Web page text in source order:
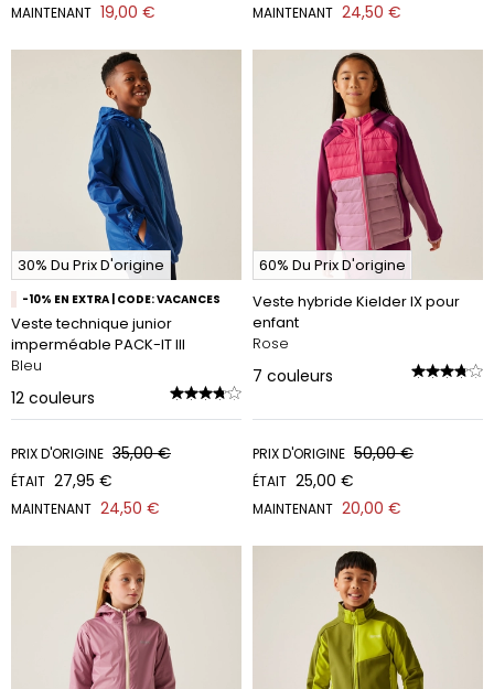
MAINTENANT 19,00 € MAINTENANT 24,50 €
30% Du Prix D'origine
-10% EN EXTRA | CODE: VACANCES
Veste technique junior
imperméable PACK-IT III
Bleu
12 couleurs
PRIX D'ORIGINE 35,00 €
ÉTAIT 27,95 €
MAINTENANT 24,50 €
60% Du Prix D'origine
Veste hybride Kielder IX pour
enfant
Rose
7 couleurs
PRIX D'ORIGINE 50,00 €
ÉTAIT 25,00 €
MAINTENANT 20,00 €